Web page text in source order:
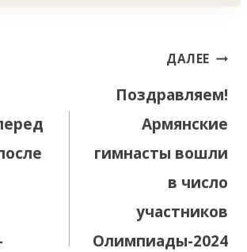
ДАЛЕЕ
Поздравляем!
Армянские
гимнасты вошли
в число
участников
Олимпиады-2024